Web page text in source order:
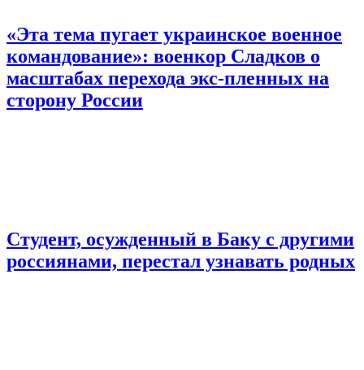
«Эта тема пугает украинское военное
командование»: военкор Сладков о
масштабах перехода экс-пленных на
сторону России
Студент, осужденный в Баку с другими
россиянами, перестал узнавать родных